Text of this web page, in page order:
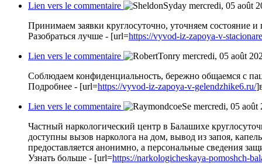
Lien vers le commentaire
mercredi, 05 août
Принимаем заявки круглосуточно, уточняем состояние
Разобраться лучше - [url=https://vyvod-iz-zapoya-v-
Lien vers le commentaire
mercredi, 05 août
Соблюдаем конфиденциальность, бережно общаемся с
Подробнее - [url=https://vyvod-iz-zapoya-v-gelendzhike6.ru/
Lien vers le commentaire
mercredi, 05 août
Частный наркологический центр в Балашихе
доступны вызов нарколога на дом, вывод из запоя,
предоставляется анонимно, а персональные сведения
Узнать больше - [url=https://narkologicheskaya-pomoshch-